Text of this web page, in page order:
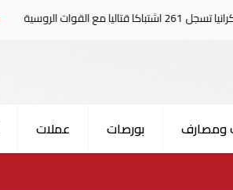
ومصارف بورصات عملات